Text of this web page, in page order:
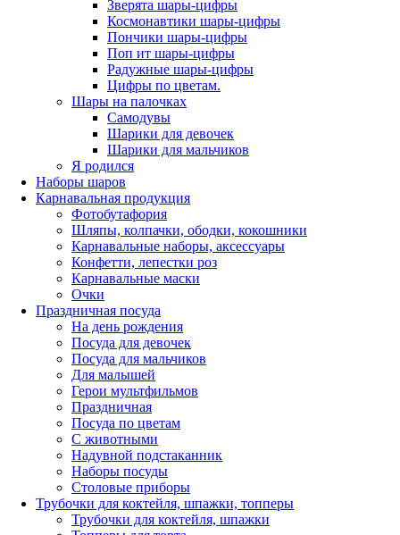
Зверята шары-цифры
Космонавтики шары-цифры
Пончики шары-цифры
Поп ит шары-цифры
Радужные шары-цифры
Цифры по цветам.
Шары на палочках
Самодувы
Шарики для девочек
Шарики для мальчиков
Я родился
Наборы шаров
Карнавальная продукция
Фотобутафория
Шляпы, колпачки, ободки, кокошники
Карнавальные наборы, аксессуары
Конфетти, лепестки роз
Карнавальные маски
Очки
Праздничная посуда
На день рождения
Посуда для девочек
Посуда для мальчиков
Для малышей
Герои мультфильмов
Праздничная
Посуда по цветам
С животными
Надувной подстаканник
Наборы посуды
Столовые приборы
Трубочки для коктейля, шпажки, топперы
Трубочки для коктейля, шпажки